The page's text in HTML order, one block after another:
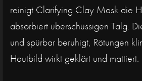
reinigt Clarifying Clay Mask die
absorbiert überschüssigen Talg.
und spürbar beruhigt, Rötungen
Hautbild wirkt geklärt und mattiert.